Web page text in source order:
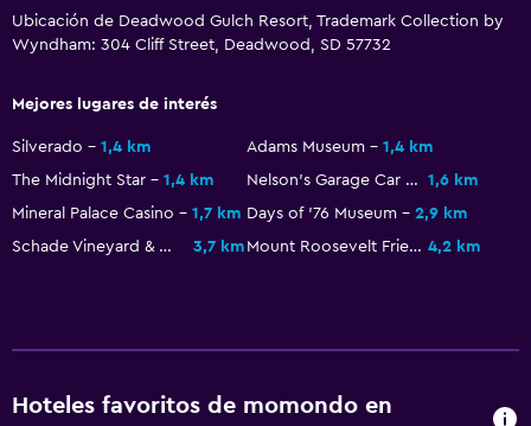
Posibilidad de habitaciones conectadas
Sofá
Comedor
Máquina expendedora (bebidas)
Ubicación de Deadwood Gulch Resort, Trademark Collection by
Wyndham: 304 Cliff Street, Deadwood, SD 57732
Mejores lugares de interés
Silverado 1,4 km Adams Museum
1,4 km
The Midnight Star
1,4 km Nelson's Garage Car and Motorcycle Museum
1,6 km
Mineral Palace Casino
1,7 km Days of '76 Museum
2,9 km
Schade Vineyard & Winery
3,7 km Mount Roosevelt Friendship Tower 4,2 km
Hoteles favoritos de momondo en